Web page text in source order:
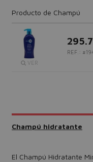
Producto de Champú
VER
REF.:
Champú hidratante
El Champú Hidratante